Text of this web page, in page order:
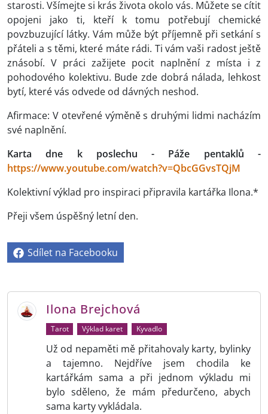
starosti. Všímejte si krás života okolo vás. Můžete se cítit
opojeni jako ti, kteří k tomu potřebují chemické
povzbuzující látky. Vám může být příjemně při setkání s
přáteli a s těmi, které máte rádi. Ti vám vaši radost ještě
znásobí. V práci zažijete pocit naplnění z místa i z
pohodového kolektivu. Bude zde dobrá nálada, lehkost
bytí, které vás odvede od dávných neshod.
Afirmace: V otevřené výměně s druhými lidmi nacházím
své naplnění.
Karta dne k poslechu - Páže pentaklů -
https://www.youtube.com/watch?v=QbcGGvsTQjM
Kolektivní výklad pro inspiraci připravila kartářka Ilona.*
Přeji všem úspěšný letní den.
Sdílet na Facebooku
Ilona Brejchová
Tarot Výklad karet Kyvadlo
Už od nepaměti mě přitahovaly karty, bylinky
a tajemno. Nejdříve jsem chodila ke
kartářkám sama a při jednom výkladu mi
bylo sděleno, že mám předurčeno, abych
sama karty vykládala.